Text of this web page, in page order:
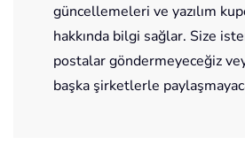
güncellemeleri ve yazılım
hakkında bilgi sağlar. Size
postalar göndermeyeceğiz
başka şirketlerle